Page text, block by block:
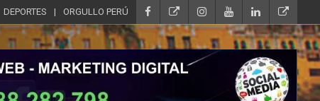
DEPORTES ORGULLO PERÚ